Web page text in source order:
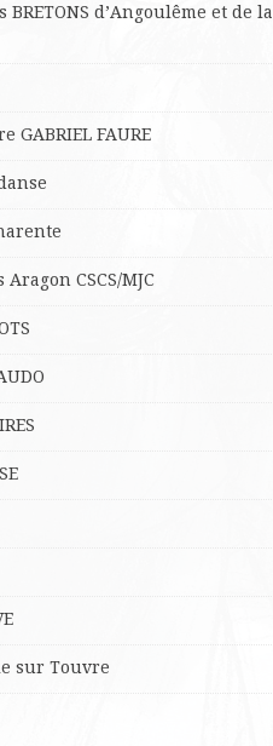
BRETONS d’Angoulême et de la
GABRIEL FAURE
Aragon CSCS/MJC
sur Touvre